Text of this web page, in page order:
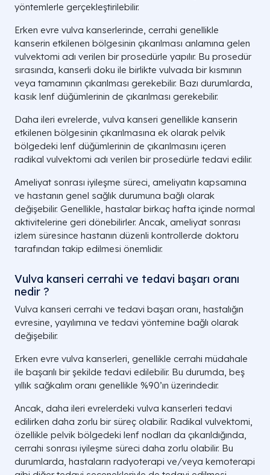
yöntemlerle gerçekleştirilebilir.
Erken evre vulva kanserlerinde, cerrahi genellikle
kanserin etkilenen bölgesinin çıkarılması anlamına gelen
vulvektomi adı verilen bir prosedürle yapılır. Bu prosedür
sırasında, kanserli doku ile birlikte vulvada bir kısmının
veya tamamının çıkarılması gerekebilir. Bazı durumlarda,
kasık lenf düğümlerinin de çıkarılması gerekebilir.
Daha ileri evrelerde, vulva kanseri genellikle kanserin
etkilenen bölgesinin çıkarılmasına ek olarak pelvik
bölgedeki lenf düğümlerinin de çıkarılmasını içeren
radikal vulvektomi adı verilen bir prosedürle tedavi edilir.
Ameliyat sonrası iyileşme süreci, ameliyatın kapsamına
ve hastanın genel sağlık durumuna bağlı olarak
değişebilir. Genellikle, hastalar birkaç hafta içinde normal
aktivitelerine geri dönebilirler. Ancak, ameliyat sonrası
izlem süresince hastanın düzenli kontrollerde doktoru
tarafından takip edilmesi önemlidir.
Vulva kanseri cerrahi ve tedavi başarı oranı
nedir ?
Vulva kanseri cerrahi ve tedavi başarı oranı, hastalığın
evresine, yayılımına ve tedavi yöntemine bağlı olarak
değişebilir.
Erken evre vulva kanserleri, genellikle cerrahi müdahale
ile başarılı bir şekilde tedavi edilebilir. Bu durumda, beş
yıllık sağkalım oranı genellikle %90’ın üzerindedir.
Ancak, daha ileri evrelerdeki vulva kanserleri tedavi
edilirken daha zorlu bir süreç olabilir. Radikal vulvektomi,
özellikle pelvik bölgedeki lenf nodları da çıkarıldığında,
cerrahi sonrası iyileşme süreci daha zorlu olabilir. Bu
durumlarda, hastaların radyoterapi ve/veya kemoterapi